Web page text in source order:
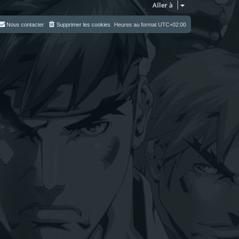
Aller à
Heures au format UTC+02:00
Supprimer les cookies
Nous contacter